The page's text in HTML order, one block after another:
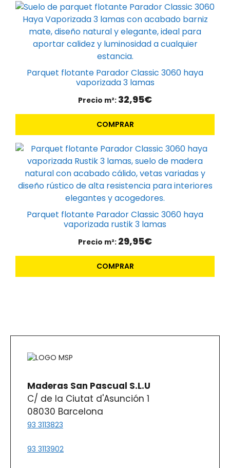
Parquet flotante Parador Classic 3060 haya
vaporizada 3 lamas
Precio m²: 32,95€
COMPRAR
Parquet flotante Parador Classic 3060 haya
vaporizada rustik 3 lamas
Precio m²: 29,95€
COMPRAR
Maderas San Pascual S.L.U
C/ de la Ciutat d'Asunción 1
08030 Barcelona
93 3113823
93 3113902